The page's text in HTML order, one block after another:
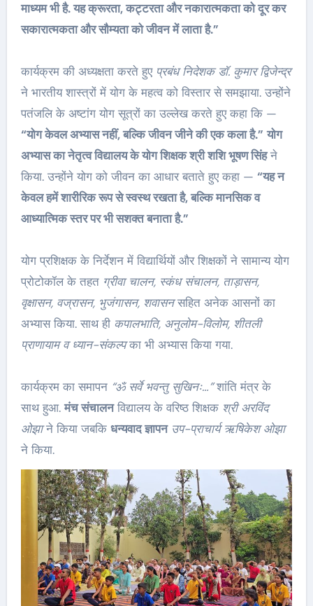
माध्यम भी है. यह क्रूरता, कट्टरता और नकारात्मकता को दूर कर
सकारात्मकता और सौम्यता को जीवन में लाता है.”
कार्यक्रम की अध्यक्षता करते हुए प्रबंध निदेशक डॉ. कुमार द्विजेन्द्र
ने भारतीय शास्त्रों में योग के महत्व को विस्तार से समझाया. उन्होंने
पतंजलि के अष्टांग योग सूत्रों का उल्लेख करते हुए कहा कि —
“योग केवल अभ्यास नहीं, बल्कि जीवन जीने की एक कला है.” योग
अभ्यास का नेतृत्व विद्यालय के योग शिक्षक श्री शशि भूषण सिंहने
किया. उन्होंने योग को जीवन का आधार बताते हुए कहा — “यह न
केवल हमें शारीरिक रूप से स्वस्थ रखता है, बल्कि मानसिक व
आध्यात्मिक स्तर पर भी सशक्त बनाता है.”
योग प्रशिक्षक के निर्देशन में विद्यार्थियों और शिक्षकों ने सामान्य योग
प्रोटोकॉल के तहत ग्रीवा चालन, स्कंध संचालन, ताड़ासन,
वृक्षासन, वज्रासन, भुजंगासन, शवासनसहित अनेक आसनों का
अभ्यास किया. साथ ही कपालभाति, अनुलोम-विलोम, शीतली
प्राणायाम व ध्यान-संकल्पका भी अभ्यास किया गया.
कार्यक्रम का समापन “ॐ सर्वे भवन्तु सुखिनः…”शांति मंत्र के
साथ हुआ.मंच संचालनविद्यालय के वरिष्ठ शिक्षक श्री अरविंद
ओझाने किया जबकि धन्यवाद ज्ञापन उप-प्राचार्य ऋषिकेश ओझा
ने किया.